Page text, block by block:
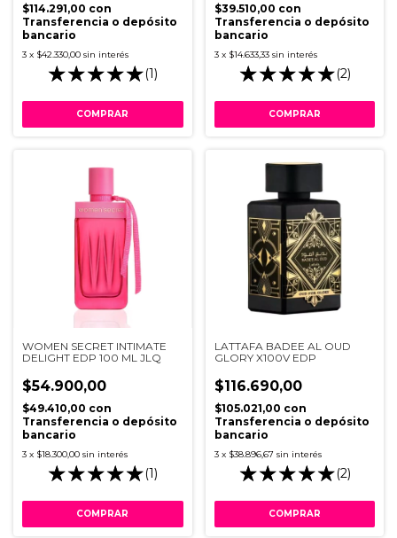
$114.291,00 con
Transferencia o depósito
bancario
3 x $42.330,00 sin interés
(1)
$39.510,00 con
Transferencia o depósito
bancario
3 x $14.633,33 sin interés
(2)
WOMEN SECRET INTIMATE
DELIGHT EDP 100 ML JLQ
$54.900,00
$49.410,00 con
Transferencia o depósito
bancario
3 x $18.300,00 sin interés
(1)
LATTAFA BADEE AL OUD
GLORY X100V EDP
$116.690,00
$105.021,00 con
Transferencia o depósito
bancario
3 x $38.896,67 sin interés
(2)